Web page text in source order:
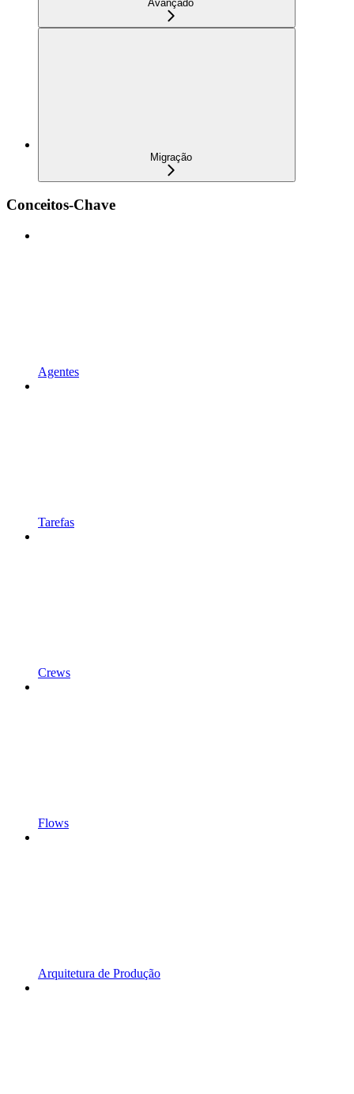
Avançado
Migração
Conceitos-Chave
Agentes
Tarefas
Crews
Flows
Arquitetura de Produção